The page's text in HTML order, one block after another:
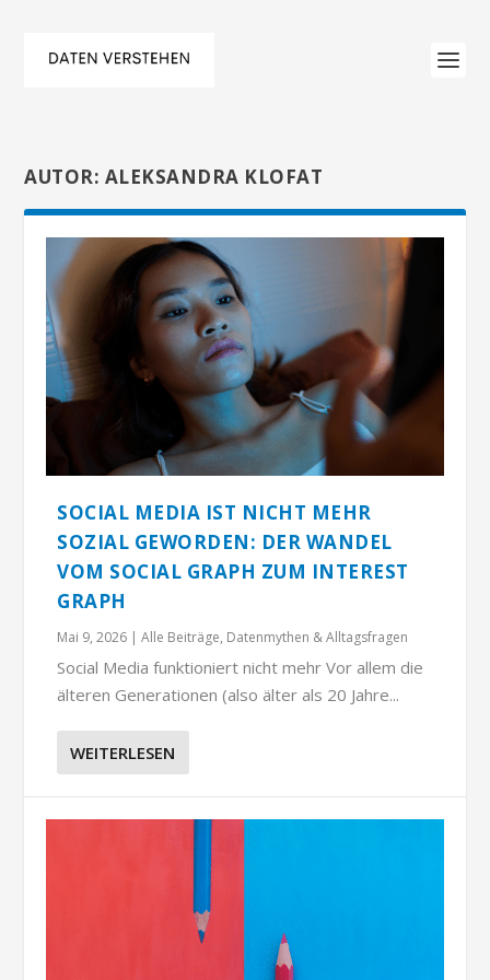
AUTOR: ALEKSANDRA KLOFAT
SOCIAL MEDIA IST NICHT MEHR
SOZIAL GEWORDEN: DER WANDEL
VOM SOCIAL GRAPH ZUM INTEREST
GRAPH
Mai 9, 2026 |Alle Beiträge, Datenmythen & Alltagsfragen
Social Media funktioniert nicht mehr Vor allem die
älteren Generationen (also älter als 20 Jahre...
WEITERLESEN